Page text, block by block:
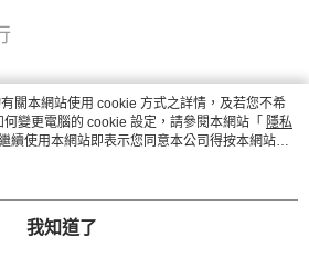
關本網站使用 cookie 方式之詳情，及若您不希
變更電腦的 cookie 設定，請參閱本網站「 隱私
續使用本網站即表示您同意本公司得按本網站使
。
我知道了